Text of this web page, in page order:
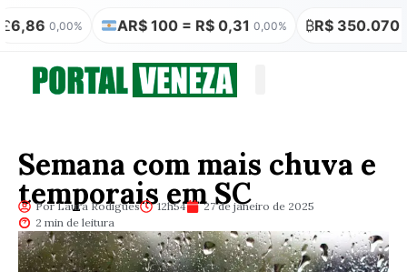
0,00% AR$ 100 = R$ 0,31 0,00% ₿R$ 350.070 0,00%
Semana com mais chuva e
temporais em SC
Por Laura Rodigues 12h54
27 de janeiro de 2025
2 min de leitura